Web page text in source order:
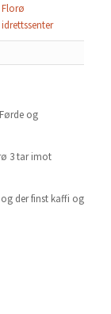
Florø
idrettssenter
og
3 tar imot
der finst kaffi og